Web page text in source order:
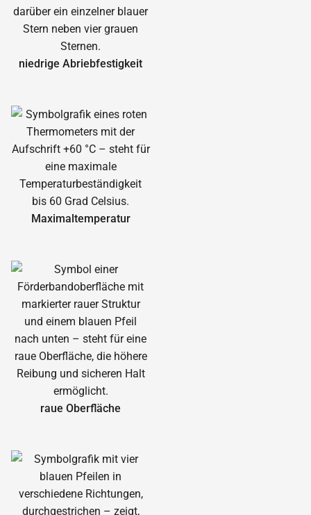
niedrige Abrieb­festigkeit
Maximal­temperatur
raue Oberfläche